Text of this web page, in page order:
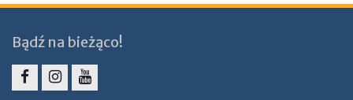
Bądź na bieżąco!